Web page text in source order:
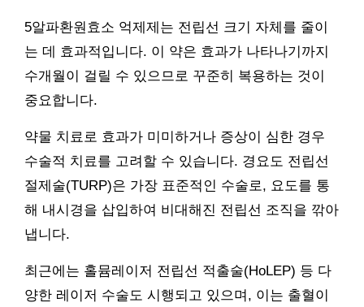
5알파환원효소 억제제는 전립선 크기 자체를 줄이
는 데 효과적입니다. 이 약은 효과가 나타나기까지
수개월이 걸릴 수 있으므로 꾸준히 복용하는 것이
중요합니다.
약물 치료로 효과가 미미하거나 증상이 심한 경우
수술적 치료를 고려할 수 있습니다. 경요도 전립선
절제술(TURP)은 가장 표준적인 수술로, 요도를 통
해 내시경을 삽입하여 비대해진 전립선 조직을 깎아
냅니다.
최근에는 홀뮴레이저 전립선 적출술(HoLEP) 등 다
양한 레이저 수술도 시행되고 있으며, 이는 출혈이